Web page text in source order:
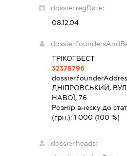
dossier.regDate:
08.12.04
ТРІКОТВЕСТ
32378796
ДНІПРОВСЬКИЙ,
НАВОЇ, 76
Розмір внеску до
(грн.): 1 000 (100 %)
dossier.heads: